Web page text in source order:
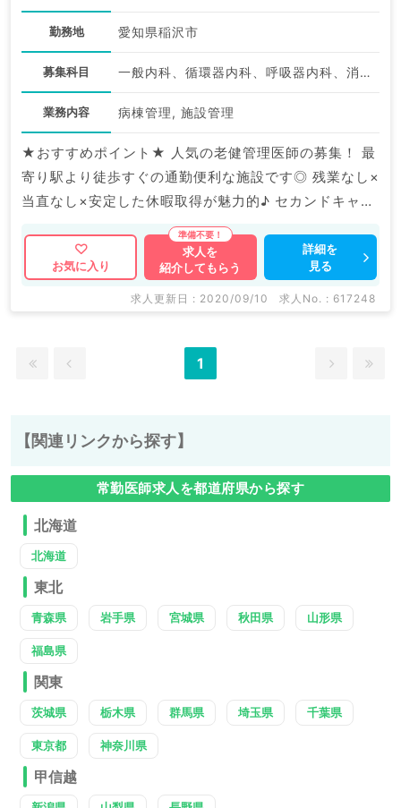
勤務地 愛知県稲沢市
募集科目 一般内科、循環器内科、呼吸器内科、消化器内科、老年内科
業務内容 病棟管理, 施設管理
★おすすめポイント★ 人気の老健管理医師の募集！ 最
寄り駅より徒歩すぐの通勤便利な施設です◎ 残業なし×
当直なし×安定した休暇取得が魅力的♪ セカンドキャリ
アをお考えの先生にもおすすめのご求人です！
お気に入り
求人を
紹介してもらう
詳細を
見る
求人更新日 : 2020/09/10 求人No. : 617248
1
【関連リンクから探す】
常勤医師求人を都道府県から探す
北海道
北海道
東北
青森県 岩手県 宮城県 秋田県 山形県
福島県
関東
茨城県 栃木県 群馬県 埼玉県 千葉県
東京都 神奈川県
甲信越